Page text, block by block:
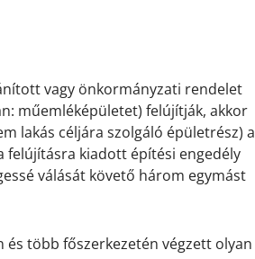
vagy önkormányzati rendelet
műemléképületet) felújítják, akkor
lakás céljára szolgáló épületrész) a
felújításra kiadott építési engedély
válását követő három egymást
több főszerkezetén végzett olyan